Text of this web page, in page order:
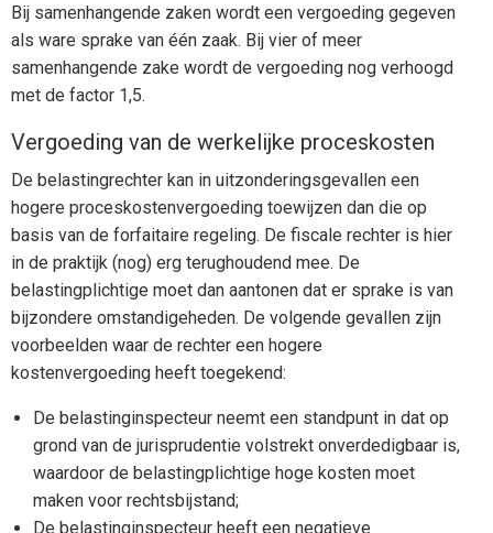
Bij samenhangende zaken wordt een vergoeding gegeven
als ware sprake van één zaak. Bij vier of meer
samenhangende zake wordt de vergoeding nog verhoogd
met de factor 1,5.
Vergoeding van de werkelijke proceskosten
De belastingrechter kan in uitzonderingsgevallen een
hogere proceskostenvergoeding toewijzen dan die op
basis van de forfaitaire regeling. De fiscale rechter is hier
in de praktijk (nog) erg terughoudend mee. De
belastingplichtige moet dan aantonen dat er sprake is van
bijzondere omstandigeheden. De volgende gevallen zijn
voorbeelden waar de rechter een hogere
kostenvergoeding heeft toegekend:
De belastinginspecteur neemt een standpunt in dat op
grond van de jurisprudentie volstrekt onverdedigbaar is,
waardoor de belastingplichtige hoge kosten moet
maken voor rechtsbijstand;
De belastinginspecteur heeft een negatieve